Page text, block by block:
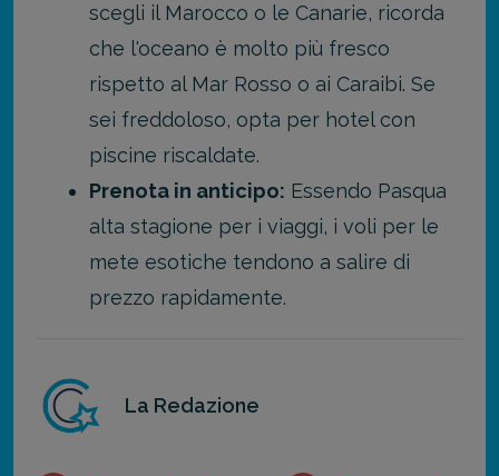
scegli il Marocco o le Canarie, ricorda
che l'oceano è molto più fresco
rispetto al Mar Rosso o ai Caraibi. Se
sei freddoloso, opta per hotel con
piscine riscaldate.
Prenota in anticipo: Essendo Pasqua
alta stagione per i viaggi, i voli per le
mete esotiche tendono a salire di
prezzo rapidamente.
La Redazione